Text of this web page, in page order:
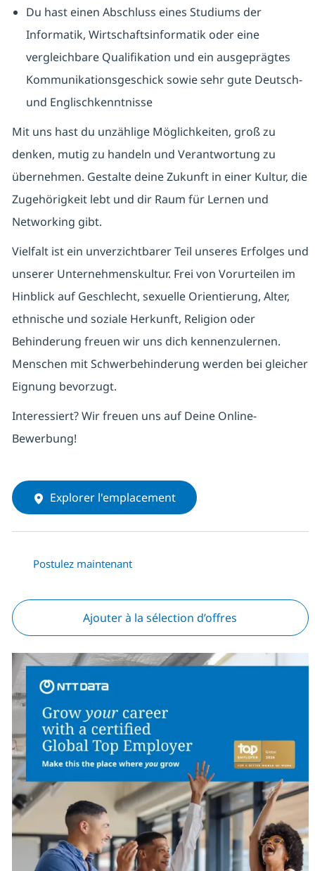
Du hast einen Abschluss eines Studiums der
Informatik, Wirtschaftsinformatik oder eine
vergleichbare Qualifikation und ein ausgeprägtes
Kommunikationsgeschick sowie sehr gute Deutsch-
und Englischkenntnisse
Mit uns hast du unzählige Möglichkeiten, groß zu
denken, mutig zu handeln und Verantwortung zu
übernehmen. Gestalte deine Zukunft in einer Kultur, die
Zugehörigkeit lebt und dir Raum für Lernen und
Networking gibt.
Vielfalt ist ein unverzichtbarer Teil unseres Erfolges und
unserer Unternehmenskultur. Frei von Vorurteilen im
Hinblick auf Geschlecht, sexuelle Orientierung, Alter,
ethnische und soziale Herkunft, Religion oder
Behinderung freuen wir uns dich kennenzulernen.
Menschen mit Schwerbehinderung werden bei gleicher
Eignung bevorzugt.
Interessiert? Wir freuen uns auf Deine Online-
Bewerbung!
Explorer l'emplacement
Postulez maintenant
Ajouter à la sélection d’offres